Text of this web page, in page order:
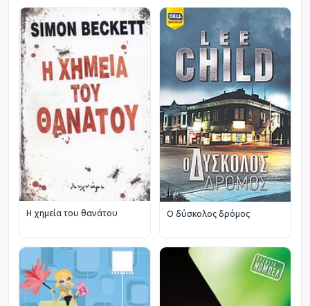
Η χημεία του θανάτου Ο δύσκολος δρόμος